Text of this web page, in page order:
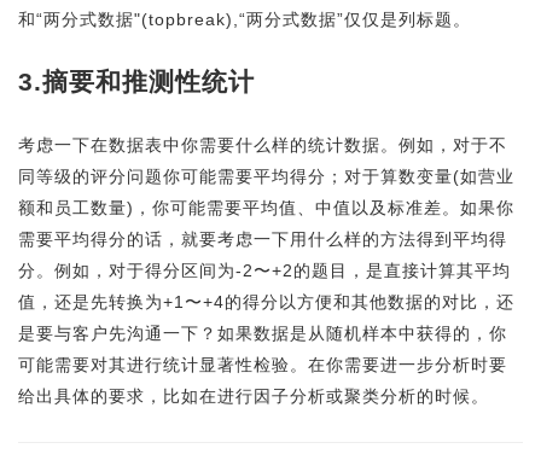
和“两分式数据"(topbreak),“两分式数据”仅仅是列标题。
3.摘要和推测性统计
考虑一下在数据表中你需要什么样的统计数据。例如，对于不
同等级的评分问题你可能需要平均得分；对于算数变量(如营业
额和员工数量)，你可能需要平均值、中值以及标准差。如果你
需要平均得分的话，就要考虑一下用什么样的方法得到平均得
分。例如，对于得分区间为-2〜+2的题目，是直接计算其平均
值，还是先转换为+1〜+4的得分以方便和其他数据的对比，还
是要与客户先沟通一下？如果数据是从随机样本中获得的，你
可能需要对其进行统计显著性检验。在你需要进一步分析时要
给出具体的要求，比如在进行因子分析或聚类分析的时候。